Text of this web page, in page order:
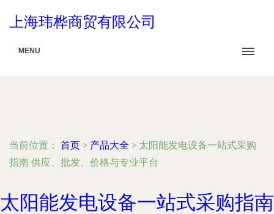
上海玮桦商贸有限公司
MENU
当前位置： 首页 > 产品大全 > 太阳能发电设备一站式采购
指南 供应、批发、价格与专业平台
太阳能发电设备一站式采购指南